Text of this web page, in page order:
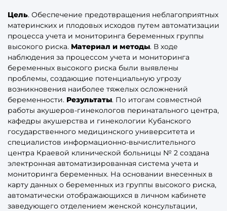
Цель. Обеспечение предотвращения неблагоприятных
материнских и плодовых исходов путем автоматизации
процесса учета и мониторинга беременных группы
высокого риска. Материал и методы. В ходе
наблюдения за процессом учета и мониторинга
беременных высокого риска были выявлены
проблемы, создающие потенциальную угрозу
возникновения наиболее тяжелых осложнений
беременности. Результаты. По итогам совместной
работы акушеров-гинекологов перинатального центра,
кафедры акушерства и гинекологии Кубанского
государственного медицинского университета и
специалистов информационно-вычислительного
центра Краевой клинической больницы № 2 создана
электронная автоматизированная система учета и
мониторинга беременных. На основании внесенных в
карту данных о беременных из группы высокого риска,
автоматически отображающихся в личном кабинете
заведующего отделением женской консультации,